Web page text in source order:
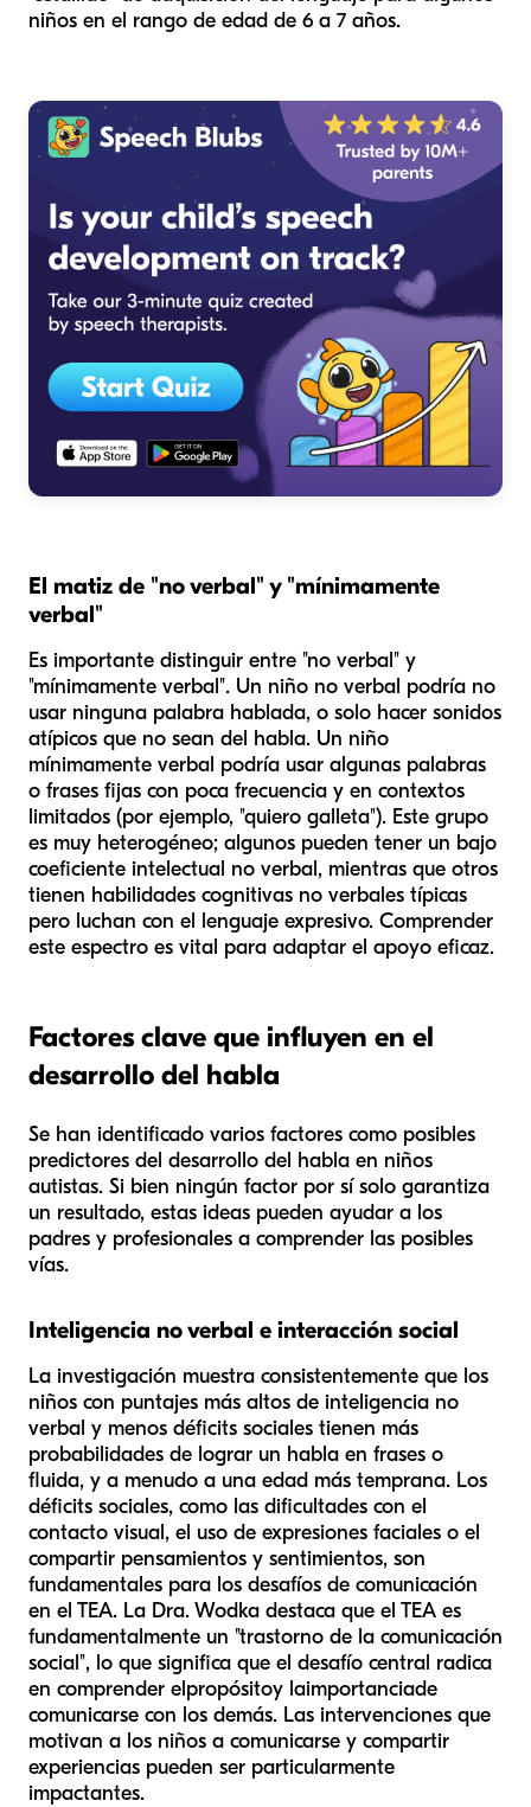
niños en el rango de edad de 6 a 7 años.
El matiz de "no verbal" y "mínimamente
verbal"
Es importante distinguir entre "no verbal" y
"mínimamente verbal". Un niño no verbal podría no
usar ninguna palabra hablada, o solo hacer sonidos
atípicos que no sean del habla. Un niño
mínimamente verbal podría usar algunas palabras
o frases fijas con poca frecuencia y en contextos
limitados (por ejemplo, "quiero galleta"). Este grupo
es muy heterogéneo; algunos pueden tener un bajo
coeficiente intelectual no verbal, mientras que otros
tienen habilidades cognitivas no verbales típicas
pero luchan con el lenguaje expresivo. Comprender
este espectro es vital para adaptar el apoyo eficaz.
Factores clave que influyen en el
desarrollo del habla
Se han identificado varios factores como posibles
predictores del desarrollo del habla en niños
autistas. Si bien ningún factor por sí solo garantiza
un resultado, estas ideas pueden ayudar a los
padres y profesionales a comprender las posibles
vías.
Inteligencia no verbal e interacción social
La investigación muestra consistentemente que los
niños con puntajes más altos de inteligencia no
verbal y menos déficits sociales tienen más
probabilidades de lograr un habla en frases o
fluida, y a menudo a una edad más temprana. Los
déficits sociales, como las dificultades con el
contacto visual, el uso de expresiones faciales o el
compartir pensamientos y sentimientos, son
fundamentales para los desafíos de comunicación
en el TEA. La Dra. Wodka destaca que el TEA es
fundamentalmente un "trastorno de la comunicación
social", lo que significa que el desafío central radica
en comprender elpropósitoy laimportanciade
comunicarse con los demás. Las intervenciones que
motivan a los niños a comunicarse y compartir
experiencias pueden ser particularmente
impactantes.